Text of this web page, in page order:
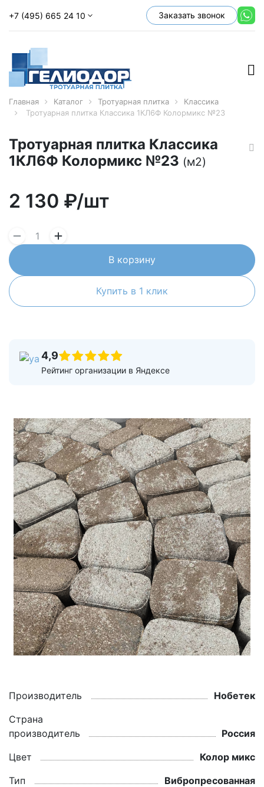
+7 (495) 665 24 10 Заказать звонок
Главная Каталог Тротуарная плитка
Классика
Тротуарная плитка Классика 1КЛ6Ф Колормикс №23
Производитель
Нобетек
Страна
производитель
Россия
Цвет
Колор микс
Тип
Вибропресованная
Тротуарная плитка Классика
1КЛ6Ф Колормикс №23 (м2)
2 130 ₽/шт
В корзину
Купить в 1 клик
4,9
Рейтинг организации в Яндексе